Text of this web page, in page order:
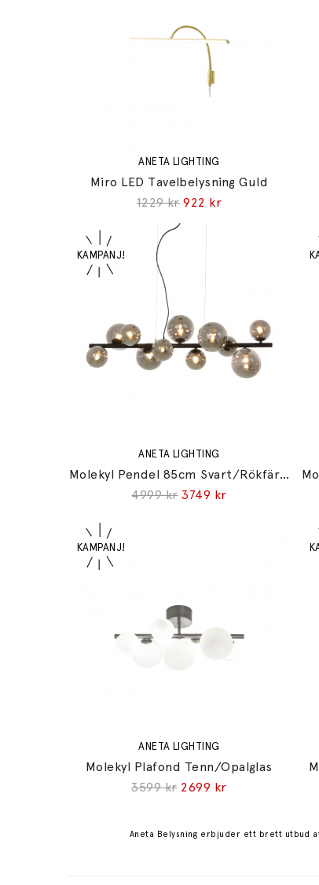
ANETA LIGHTING
Miro LED Tavelbelysning Guld
1229 kr 922 kr
ANETA LIGHTING
Molekyl Pendel 85cm Svart/Rökfärgad
4999 kr 3749 kr
ANETA LIGHTING
Molekyl Plafond Tenn/Opalglas
3599 kr 2699 kr
Aneta Belysning erbjuder ett brett utbud